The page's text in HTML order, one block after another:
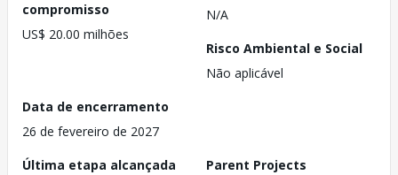
compromisso
US$ 20.00 milhões
N/A
Risco Ambiental e Social
Não aplicável
Data de encerramento
26 de fevereiro de 2027
Última etapa alcançada
Parent Projects